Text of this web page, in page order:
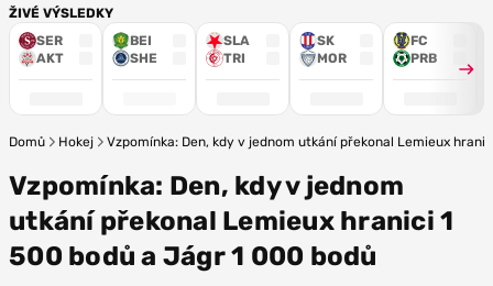
ŽIVÉ VÝSLEDKY
SER
AKT
BEI
SHE
SLA
TRI
SK
MOR
FC
PRB
Domů Hokej Vzpomínka: Den, kdy v jednom utkání překonal Lemieux
Vzpomínka: Den, kdy v jednom
utkání překonal Lemieux hranici 1
500 bodů a Jágr 1 000 bodů